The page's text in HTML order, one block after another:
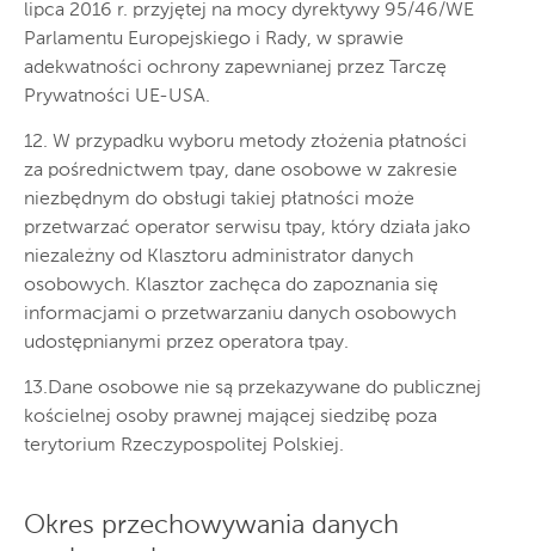
lipca 2016 r. przyjętej na mocy dyrektywy 95/46/WE
Parlamentu Europejskiego i Rady, w sprawie
adekwatności ochrony zapewnianej przez Tarczę
Prywatności UE-USA.
12. W przypadku wyboru metody złożenia płatności
za pośrednictwem tpay, dane osobowe w zakresie
niezbędnym do obsługi takiej płatności może
przetwarzać operator serwisu tpay, który działa jako
niezależny od Klasztoru administrator danych
osobowych. Klasztor zachęca do zapoznania się
informacjami o przetwarzaniu danych osobowych
udostępnianymi przez operatora tpay.
13.Dane osobowe nie są przekazywane do publicznej
kościelnej osoby prawnej mającej siedzibę poza
terytorium Rzeczypospolitej Polskiej.
Okres przechowywania danych